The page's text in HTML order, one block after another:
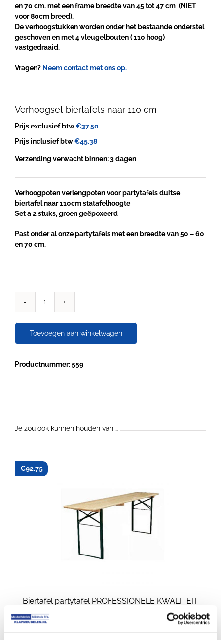
Verhoogset biertafels naar 110 cm
Prijs exclusief btw€37.50
Prijs inclusief btw€45.38
Verzending verwacht binnen: 3 dagen
Verhoogpoten verlengpoten voor partytafels duitse
biertafel naar 110cm statafelhoogte
Set a 2 stuks, groen geëpoxeerd
Past onder al onze partytafels met een breedte van 50 – 60
en 70 cm.
Verhoogset
110
Toevoegen aan winkelwagen
Productnummer: 559
en 70 cm. met een frame breedte van 45 tot 47 cm (NIET
voor 80cm breed).
De verhoogstukken worden onder het bestaande onderstel
geschoven en met 4 vleugelbouten ( 110 hoog)
vastgedraaid.
Vragen? Neem contact met ons op.
Je zou ook kunnen houden van …
Biertafel partytafel PROFESSIONELE KWALITEIT
€92.75